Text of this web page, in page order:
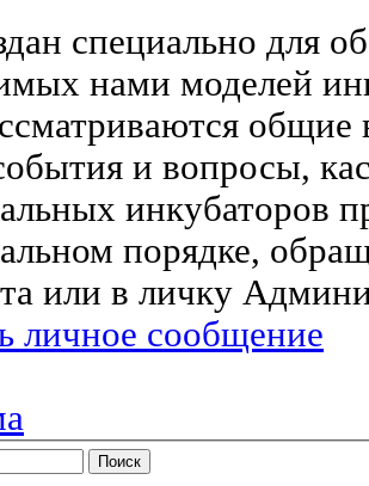
специально для
нами моделей
и вопросы,
инкубаторов
порядке,
или в личку
личное сообщение